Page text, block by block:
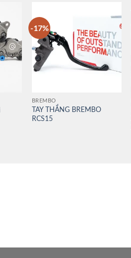
-17%
BREMBO
TAY THẮNG BREMBO
RCS15